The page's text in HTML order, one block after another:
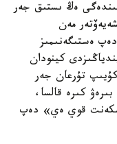
ەڭ ىستىق جەر
مەن
ەستىگەنىمىز
كينودان
تۇرعان جەر
كىرە قالسا،
قوي ەي» دەپ